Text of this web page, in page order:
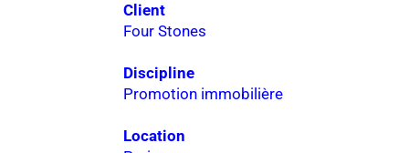
Client
Four Stones
Discipline
Promotion immobilière
Location